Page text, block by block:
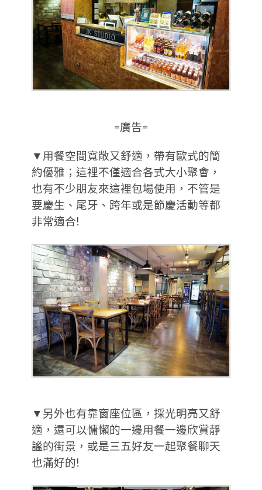
=廣告=
▼用餐空間寬敞又舒適，帶有歐式的簡
約優雅；這裡不僅適合各式大小聚會，
也有不少朋友來這裡包場使用，不管是
要慶生、尾牙、跨年或是節慶活動等都
非常適合!
▼另外也有靠窗座位區，採光明亮又舒
適，還可以慵懶的一邊用餐一邊欣賞靜
謐的街景，或是三五好友一起聚餐聊天
也滿好的!